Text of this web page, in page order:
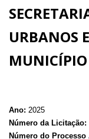
URBANOS
Ano: 2025
Número da Licitação:
Número do